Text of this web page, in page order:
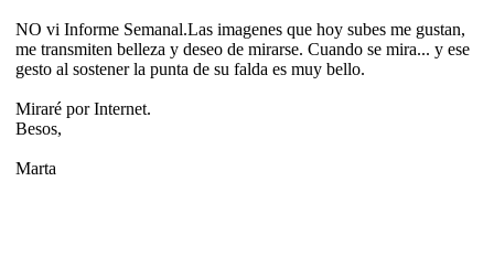
NO vi Informe Semanal.Las imagenes que hoy subes me gustan,
me transmiten belleza y deseo de mirarse. Cuando se mira... y ese
gesto al sostener la punta de su falda es muy bello.
Miraré por Internet.
Besos,
Marta